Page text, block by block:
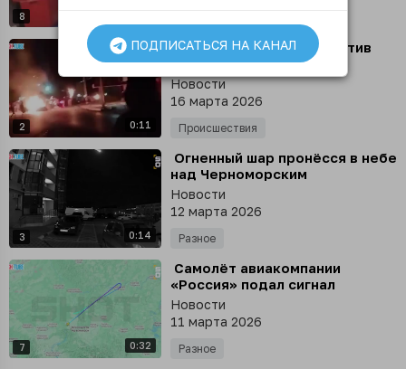
8
2 0:11
⁣ Новые санкции США против
кубинской нефти
спровоцировали коллапс и
уличные волнения на острове
Новости
16 марта 2026
Происшествия
3 0:14
⁣ Огненный шар пронёсся в небе
над Черноморским
побережьем Краснодарского
края
Новости
12 марта 2026
Разное
7 0:32
⁣ Самолёт авиакомпании
«Россия» подал сигнал
бедствия в небе над
Красноярским краем
Новости
11 марта 2026
Разное
ПОДПИСАТЬСЯ НА КАНАЛ